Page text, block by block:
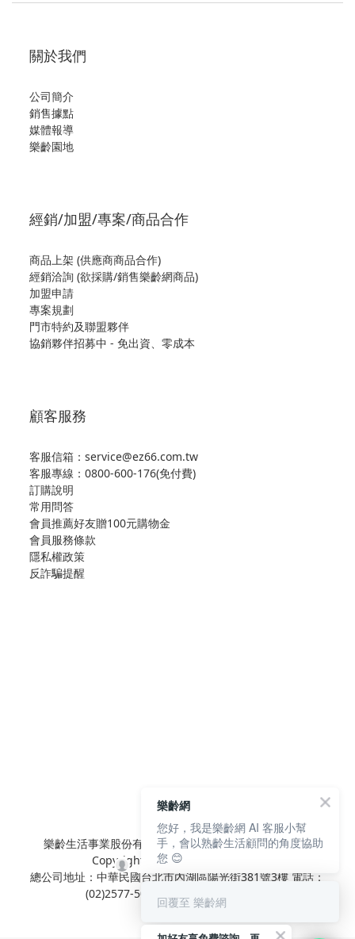
關於我們
公司簡介
銷售據點
媒體報導
樂齡園地
經銷/加盟/專案/商品合作
商品上架 (供應商商品合作)
經銷洽詢 (欲採購/銷售樂齡網商品)
加盟申請
專案規劃
門市特約及聯盟夥伴
協銷夥伴招募中 - 免出資、零成本
顧客服務
客服信箱：service@ez66.com.tw
客服專線： 0800-600-176(免付費)
訂購說明
常用問答
會員推薦好友贈100元購物金
會員服務條款
隱私權政策
反詐騙提醒
樂齡生活事業股份有限公司 L'elan Enterprise CO.,Ltd.
Copyright© All Rights Reserved.
總公司地址：中華民國台北市內湖區陽光街381號3樓 電話：
(02)2577-5025 傳真：(02)2577-5021
樂齡網
您好，我是樂齡網 AI 客服小幫
手，會以熟齡生活顧問的角度協助
您 😊
回覆至 樂齡網